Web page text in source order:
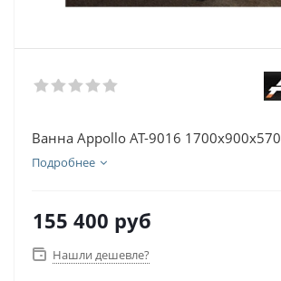
Ванна Appollo АТ-9016 1700х900х570
Подробнее
155 400 руб
Нашли дешевле?